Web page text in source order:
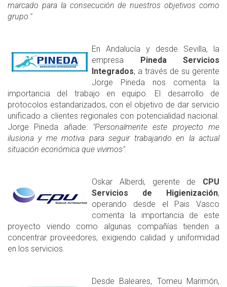
marcado para la consecución de nuestros objetivos como
grupo."
En Andalucía y desde Sevilla, la
empresa
Pineda Servicios
Integrados, a través de su gerente
Jorge Pineda nos comenta la
importancia del trabajo en equipo. El desarrollo de
protocolos estandarizados, con el objetivo de dar servicio
unificado a clientes regionales con potencialidad nacional.
Jorge Pineda añade:"Personalmente este proyecto me
ilusiona y me motiva para seguir trabajando en la actual
situación económica que vivimos".
Oskar Alberdi, gerente de CPU
Servicios de Higienización,
operando desde el Pais Vasco
comenta la importancia de este
proyecto viendo como algunas compañías tienden a
concentrar proveedores, exigiendo calidad y uniformidad
en los servicios.
Desde Baleares, Tomeu Marimón,